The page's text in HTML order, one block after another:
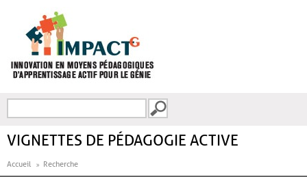
FORMULAIRE DE
VIGNETTES DE PÉDAGOGIE ACTIVE
Accueil Recherche